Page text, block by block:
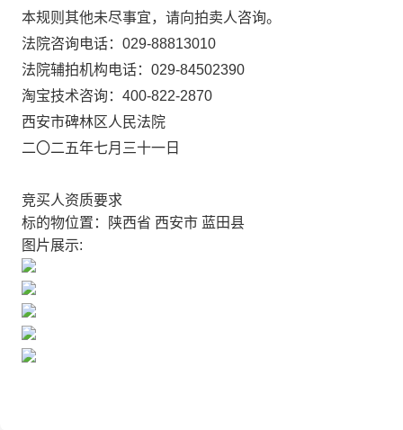
本规则其他未尽事宜，请向拍卖人咨询。
法院咨询电话： 029-88813010
法院辅拍机构电话： 029-84502390
淘宝技术咨询： 400-822-2870
西安市碑林区人民法院
二〇二五年七月三十一日
竞买人资质要求
标的物位置：陕西省 西安市 蓝田县
图片展示: